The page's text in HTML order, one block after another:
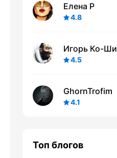
Елена Р
4.8
Игорь Ко-Ши
4.5
GhornTrofim
4.1
Топ блогов